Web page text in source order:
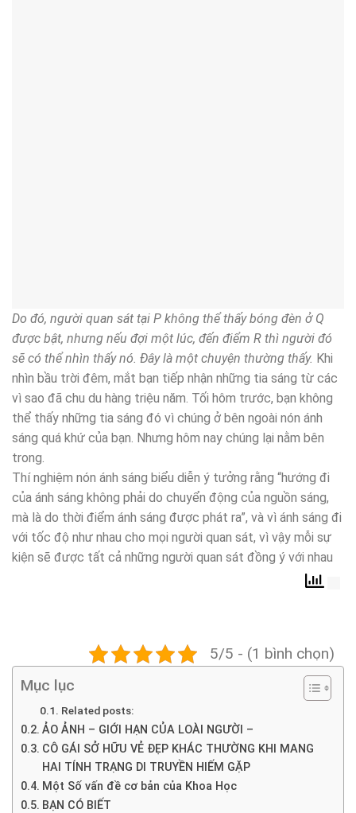
Do đó, người quan sát tại P không thể thấy bóng đèn ở Q
được bật, nhưng nếu đợi một lúc, đến điểm R thì người đó
sẽ có thể nhìn thấy nó. Đây là một chuyện thường thấy. Khi
nhìn bầu trời đêm, mắt bạn tiếp nhận những tia sáng từ các
vì sao đã chu du hàng triệu năm. Tối hôm trước, bạn không
thể thấy những tia sáng đó vì chúng ở bên ngoài nón ánh
sáng quá khứ của bạn. Nhưng hôm nay chúng lại nằm bên
trong.
Thí nghiệm nón ánh sáng biểu diễn ý tưởng rằng “hướng đi
của ánh sáng không phải do chuyển động của nguồn sáng,
mà là do thời điểm ánh sáng được phát ra”, và vì ánh sáng đi
với tốc độ như nhau cho mọi người quan sát, vì vậy mỗi sự
kiện sẽ được tất cả những người quan sát đồng ý với nhau
5/5 - (1 bình chọn)
Mục lục
Related posts:
ẢO ẢNH – GIỚI HẠN CỦA LOÀI NGƯỜI –
CÔ GÁI SỞ HỮU VẺ ĐẸP KHÁC THƯỜNG KHI MANG
HAI TÍNH TRẠNG DI TRUYỀN HIẾM GẶP
Một Số vấn đề cơ bản của Khoa Học
BẠN CÓ BIẾT